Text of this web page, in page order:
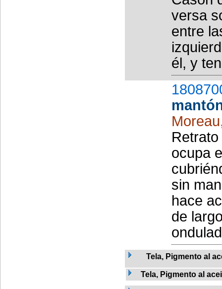
versa
entre
él, y
ocupa
sin
hace
de
Tela, Pigmento al
Tela, Pigmento al